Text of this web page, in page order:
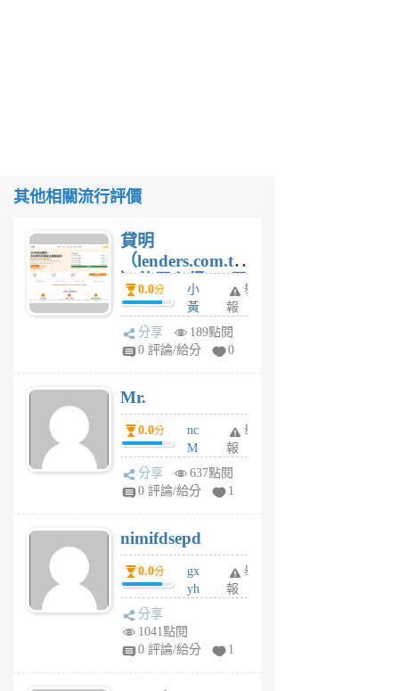
其他相關流行評價
貸明
（lenders.com.tw
）使用心得 — 民
間貸款比較平台
體驗
0.0分
小
黃
蜂
1
舉
報
分享
189點閱
0 評論/給分
0
Mr.
0.0分
nc
M
U
F
U
5
個
月
舉
報
分享
637點閱
0 評論/給分
1
nimifdsepd
0.0分
gx
yh
jl
舉
報
分享
1041點閱
0 評論/給分
1